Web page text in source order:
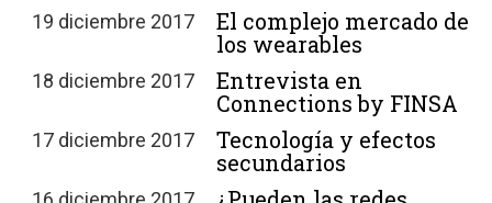
19 diciembre 2017
El complejo mercado de
los wearables
18 diciembre 2017
Entrevista en
Connections by FINSA
17 diciembre 2017
Tecnología y efectos
secundarios